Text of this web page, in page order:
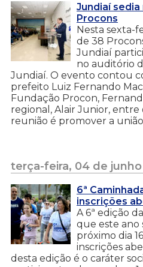
Jundiaí
Procons
Nesta sexta-
de 38
Jundiaí
no auditório
Jundiaí. O evento contou
prefeito Luiz Fernando
Fundação Procon,
regional, Alair Junior,
reunião é promover a
terça-feira, 04 de junho
6ª
inscrições
A 6ª edição
que este ano
próximo dia
inscrições
desta edição é o caráter